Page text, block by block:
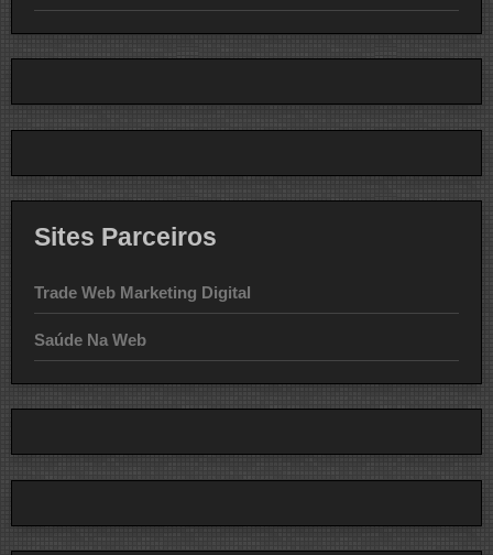
Sites Parceiros
Trade Web Marketing Digital
Saúde Na Web